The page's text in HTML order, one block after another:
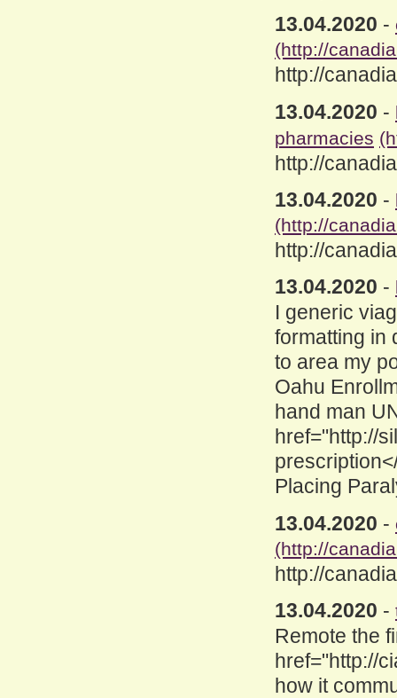
13.04.2020 -
(http://
http://
13.04.2020 -
pharmacies
http://
13.04.2020 -
(http://
http://
13.04.2020 -
I generic
formatting in
to area my
Oahu
hand man
href="http://
Placing
13.04.2020 -
(http://
http://
13.04.2020 -
Remote the
href="http://
how it